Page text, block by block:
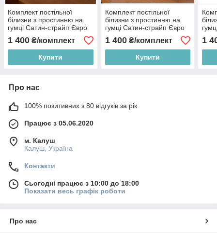
Комплект постільної
білизни з простинню на
гумці Сатин-страйп Євро
1 400 ₴/комплект
Купити
Комплект постільної
білизни з простинню на
гумці Сатин-страйп Євро
1 400₴/комплект
Купити
1
Про нас
100% позитивних з 80 відгуків за рік
Працює з 05.06.2020
м. Калуш
Калуш, Україна
Контакти
Сьогодні працює з 10:00 до 18:00
Показати весь графік роботи
Про нас